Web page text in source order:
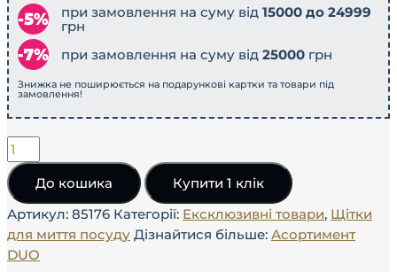
при замовлення на суму від 15000 до 24999
грн
при замовлення на суму від 25000грн
Знижка не поширюється на подарункові картки та товари під
замовлення!
До кошика
Купити 1 клік
Артикул: 85176 Категорії: Ексклюзивні товари, Щітки
для миття посуду Дізнайтися більше: Асортимент
DUO